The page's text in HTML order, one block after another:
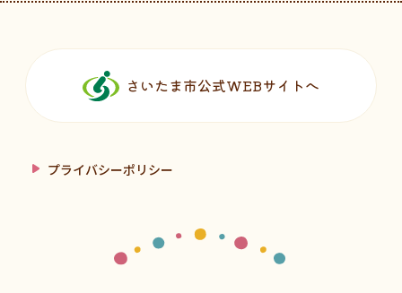
さいたま市公式WEBサイトへ
プライバシーポリシー